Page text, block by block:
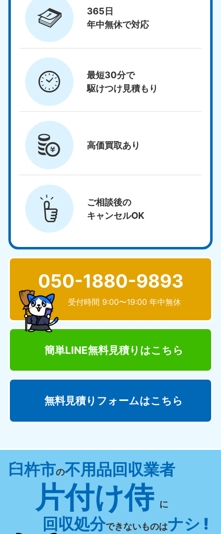
365日
年中無休で対応
最短30分で
駆けつけ見積もり
高価買取あり
ご相談後の
キャンセルOK
050-1880-9893
受付時間 9:00〜19:00 年中無休
簡単LINE無料見積り はこちら
無料見積りフォームはこちら
臼杵市の不用品回収業者
片付け侍 に
回収処分できないものはナシ !